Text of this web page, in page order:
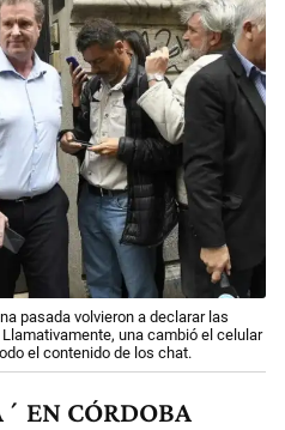
pasada volvieron a declarar las
una cambió el celular
el contenido de los chat.
EN CÓRDOBA